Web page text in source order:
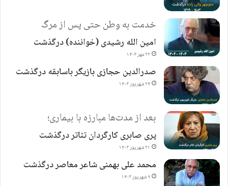
خدمت به وطن حتی پس از مرگ
امین الله رشیدی (خواننده) درگذشت
۲۲ مهر ۱۴۰۳
صدرالدین حجازی بازیگر باسابقه درگذشت
۲۴ شهریور ۱۴۰۳
بعد از مدت‌ها مبارزه با بیماری؛
پری صابری کارگردان تئاتر درگذشت
۲۱ شهریور ۱۴۰۳
محمد علی بهمنی شاعر معاصر درگذشت
۹ شهریور ۱۴۰۳